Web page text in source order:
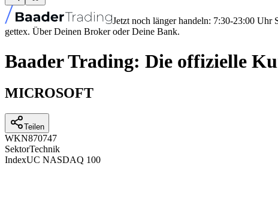
Jetzt noch länger handeln: 7:30-23:00 Uhr
gettex. Über Deinen Broker oder Deine Bank.
Baader Trading: Die offizielle
MICROSOFT
Teilen
WKN870747
SektorTechnik
IndexUC NASDAQ 100